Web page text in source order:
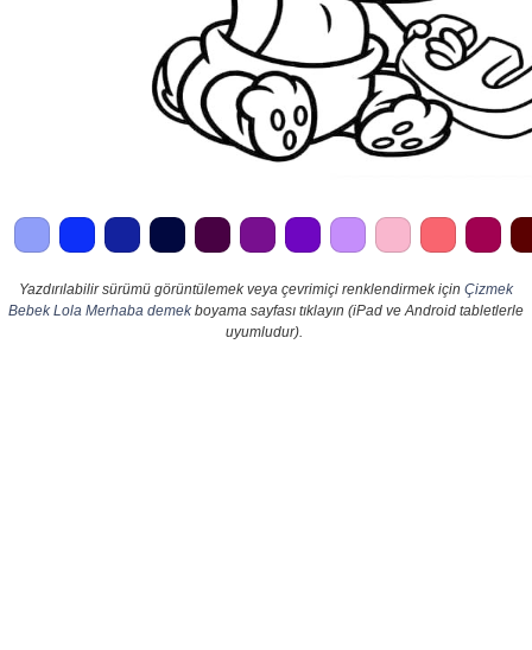
Yazdırılabilir sürümü görüntülemek veya çevrimiçi renklendirmek için Çizmek
Bebek Lola Merhaba demekboyama sayfası tıklayın (iPad ve Android tabletlerle
uyumludur).